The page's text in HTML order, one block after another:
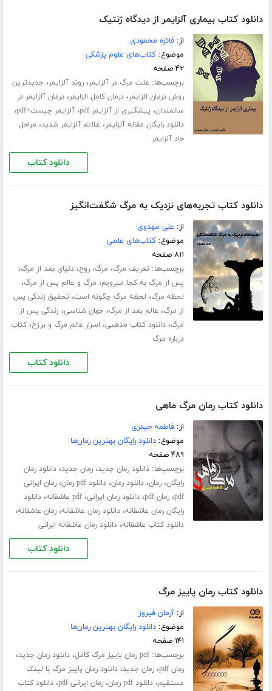
دانلود کتاب بیماری آلزایمر از دیدگاه ژنتیک
از:فائزه محمودی
موضوع:کتاب‌های علوم پزشکی
۴۲ صفحه
برچسب‌ها: علت مرگ در آلزایمر،روند آلزایمر، جدیدترین
روش درمان الزایمر،درمان کامل الزایمر،درمان آلزایمر در
سالمندان، پیشگیری از آلزایمر pdf ،آلزایمر چیست+pdf ،
دانلود رایگان مقاله آلزایمر، علائم آلزایمر شدید، مراحل
حاد آلزایمر
دانلود کتاب
دانلود کتاب تجربه‌های نزدیک به مرگ شگفت‌انگیز
از: علی مهدوی
موضوع:کتاب‌های علمی
۸۱۱ صفحه
برچسب‌ها: تعریف مرگ، مرگ،روح،دنیای بعد از مرگ،
پس از مرگ به کجا میرویم، مرگ و عالم پس از مرگ،
لحظه مرگ، لحظه مرگ چگونه است، تحقیق زندگی پس
از مرگ، عالم بعد از مرگ، جهان شناسی، زندگی پس از
مرگ،دانلود کتاب مذهبی، اسرار عالم مرگ و برزخ،کتاب
درباره مرگ
دانلود کتاب
دانلود کتاب رمان مرگ ماهی
از:فاطمه حیدری
موضوع:دانلود رایگان بهترین رمان‌ها
۴۸۹ صفحه
برچسب‌ها:دانلود رمان جدید،رمان جدید،دانلود رمان
رایگان،رمان،دانلود رمان،دانلود pdf رمان ،رمان ایرانی
pdf،رمان pdf ،دانلود رمان ایرانی،pdf عاشقانه ،دانلود
رایگان رمان عاشقانه،دانلود رمان عاشقانه،رمان عاشقانه،
دانلود کتاب عاشقانه،دانلود رمان عاشقانه ایرانی
دانلود کتاب
دانلود کتاب رمان پاییز مرگ
از:آرمان فیروز
موضوع:دانلود رایگان بهترین رمان‌ها
۱۴۱ صفحه
برچسب‌ها:pdf رمان پاییز مرگ کامل ،دانلود رمان جدید،
رمان pdf ،رمان جدید،دانلود رمان پاییز مرگ با لینک
مستقیم،دانلود pdf رمان ،رمان ایرانی pdf ،دانلود کتاب